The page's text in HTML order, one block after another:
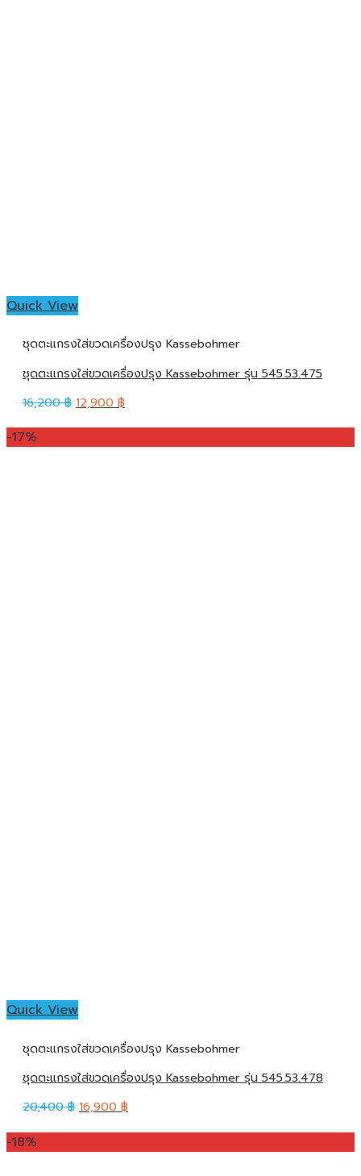
Quick View
ชุดตะแกรงใส่ขวดเครื่องปรุง Kassebohmer
ชุดตะแกรงใส่ขวดเครื่องปรุง Kassebohmer รุ่น 545.53.475
16,200฿ 12,900 ฿
-17%
Quick View
ชุดตะแกรงใส่ขวดเครื่องปรุง Kassebohmer
ชุดตะแกรงใส่ขวดเครื่องปรุง Kassebohmer รุ่น 545.53.478
20,400฿ 16,900฿
-18%